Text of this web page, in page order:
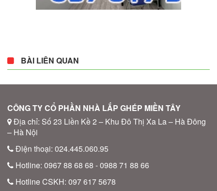
BÀI LIÊN QUAN
CÔNG TY CỔ PHẦN NHÀ LẮP GHÉP MIỀN TÂY
Địa chỉ: Số 23 Liền Kề 2 – Khu Đô Thị Xa La – Hà Đông
– Hà Nội
Điện thoại: 024.445.060.95
Hotline: 0967 88 68 68 - 0988 71 88 66
Hotline CSKH: 097 617 5678